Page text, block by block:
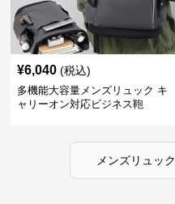
¥6,040 (税込)
多機能大容量メンズリュック キ
ャリーオン対応ビジネス鞄
メンズリュック